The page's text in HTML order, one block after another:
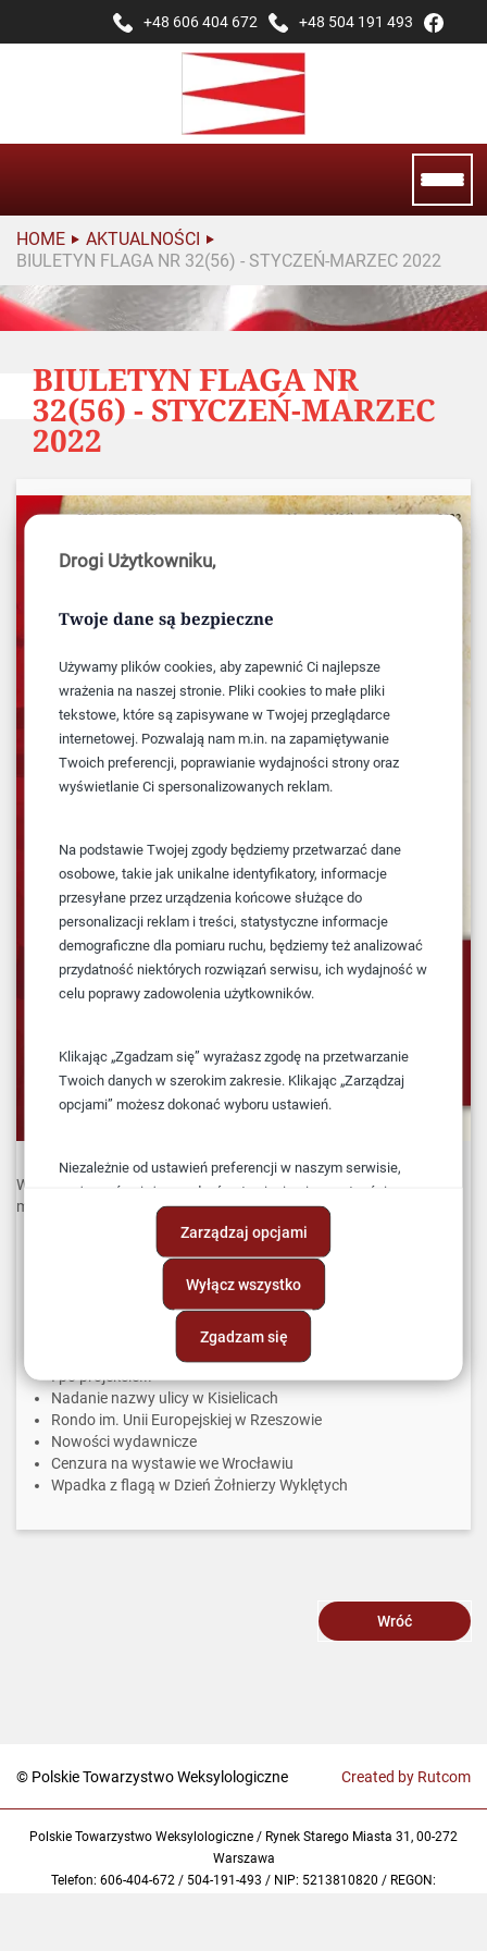
Drogi Użytkowniku,
Twoje dane są bezpieczne
Używamy plików cookies, aby zapewnić Ci najlepsze
wrażenia na naszej stronie. Pliki cookies to małe pliki
tekstowe, które są zapisywane w Twojej przeglądarce
internetowej. Pozwalają nam m.in. na zapamiętywanie
Twoich preferencji, poprawianie wydajności strony oraz
wyświetlanie Ci spersonalizowanych reklam.
Na podstawie Twojej zgody będziemy przetwarzać dane
osobowe, takie jak unikalne identyfikatory, informacje
przesyłane przez urządzenia końcowe służące do
personalizacji reklam i treści, statystyczne informacje
demograficzne dla pomiaru ruchu, będziemy też analizować
przydatność niektórych rozwiązań serwisu, ich wydajność w
celu poprawy zadowolenia użytkowników.
Klikając „Zgadzam się” wyrażasz zgodę na przetwarzanie
Twoich danych w szerokim zakresie. Klikając „Zarządzaj
opcjami” możesz dokonać wyboru ustawień.
Niezależnie od ustawień preferencji w naszym serwisie,
możesz również zarządzać ustawieniami prywatności
swojej przeglądarki. Więcej informacji o przetwarzaniu
danych znajdziesz wPolityce prywatności.
Zarządzaj opcjami
Wyłącz wszystko
Zgadzam się
+48 606 404 672 +48 504 191 493
HOME
AKTUALNOŚCI
BIULETYN FLAGA NR 32(56) - STYCZEŃ-MARZEC 2022
BIULETYN FLAGA NR
32(56) - STYCZEŃ-MARZEC
2022
W najnowszym numerze Biuletynu FLAGA Nr 32(56)
- styczeń-
marzec 2022:
Chorągwie milicji miejskich (straży obywatelskich) w XVII
Chorągwie województw Królestwa Polskiego z 1826 roku
Sztandar krakowskiej grupy Związku Powstańców Śląskich
Polskie sztandary i proporce ze znakiem wyklętej swastyki
Nowa flaga stanu Missisipi
I po projekcie...
Nadanie nazwy ulicy w Kisielicach
Rondo im. Unii Europejskiej w Rzeszowie
Nowości wydawnicze
Cenzura na wystawie we Wrocławiu
Wpadka z flagą w Dzień Żołnierzy Wyklętych
Wróć
© Polskie Towarzystwo Weksylologiczne Created by Rutcom
Polskie Towarzystwo Weksylologiczne / Rynek Starego Miasta 31, 00-272
Warszawa
Telefon: 606-404-672 / 504-191-493 / NIP: 5213810820 / REGON: